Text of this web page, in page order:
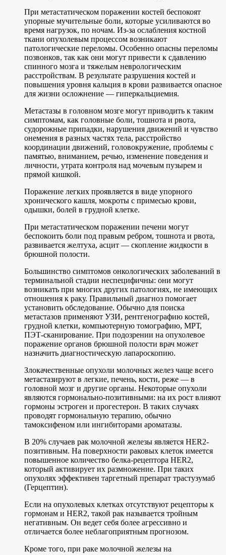
При метастатическом поражении костей беспокоят
упорные мучительные боли, которые усиливаются во
время нагрузок, по ночам. Из-за ослабления костной
ткани опухолевым процессом возникают
патологические переломы. Особенно опасны переломы
позвонков, так как они могут привести к сдавлению
спинного мозга и тяжелым неврологическим
расстройствам. В результате разрушения костей и
повышения уровня кальция в крови развивается опасное
для жизни осложнение — гиперкальциемия.
Метастазы в головном мозге могут приводить к таким
симптомам, как головные боли, тошнота и рвота,
судорожные припадки, нарушения движений и чувство
онемения в разных частях тела, расстройство
координации движений, головокружение, проблемы с
памятью, вниманием, речью, изменение поведения и
личности, утрата контроля над мочевым пузырем и
прямой кишкой.
Поражение легких проявляется в виде упорного
хронического кашля, мокроты с примесью крови,
одышки, болей в грудной клетке.
При метастатическом поражении печени могут
беспокоить боли под правым ребром, тошнота и рвота,
развивается желтуха, асцит — скопление жидкости в
брюшной полости.
Большинство симптомов онкологических заболеваний в
терминальной стадии неспецифичны: они могут
возникать при многих других патологиях, не имеющих
отношения к раку. Правильный диагноз помогает
установить обследование. Обычно для поиска
метастазов применяют УЗИ, рентгенографию костей,
грудной клетки, компьютерную томографию, МРТ,
ПЭТ-сканирование. При подозрении на опухолевое
поражение органов брюшной полости врач может
назначить диагностическую лапароскопию.
Злокачественные опухоли молочных желез чаще всего
метастазируют в легкие, печень, кости, реже — в
головной мозг и другие органы. Некоторые опухоли
являются гормонально-позитивными: на их рост влияют
гормоны эстроген и прогестерон. В таких случаях
проводят гормональную терапию, обычно
тамоксифеном или ингибиторами ароматазы.
В 20% случаев рак молочной железы является HER2-
позитивным. На поверхности раковых клеток имеется
повышенное количество белка-рецептора HER2,
который активирует их размножение. При таких
опухолях эффективен таргетный препарат трастузумаб
(Герцептин).
Если на опухолевых клетках отсутствуют рецепторы к
гормонам и HER2, такой рак называется тройным
негативным. Он ведет себя более агрессивно и
отличается более неблагоприятным прогнозом.
Кроме того, при раке молочной железы на